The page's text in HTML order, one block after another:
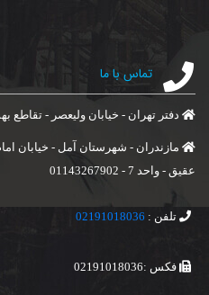
تماس با ما
دفتر تهران - خیابان ولیعصر - تقاطع
عقیق - واحد 7 - 01143267902
تلفن :02191018036
فکس :02191018036